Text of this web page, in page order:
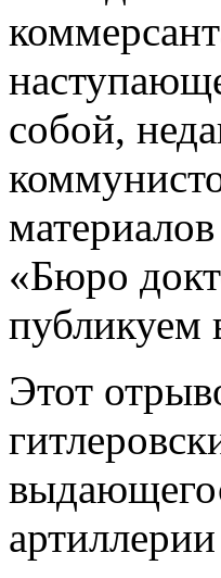
собой,
«Бюро
публикуем
Этот